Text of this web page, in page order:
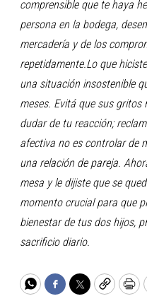
comprensible que te haya
persona en la bodega,
mercadería y de los
repetidamente.Lo que
una situación insostenible
meses. Evitá que sus
dudar de tu reacción;
afectiva no es controlar de
una relación de pareja.
mesa y le dijiste que se
momento crucial para que
bienestar de tus dos hijos,
sacrificio diario.
WhatsApp
Facebook
TwitterCopy